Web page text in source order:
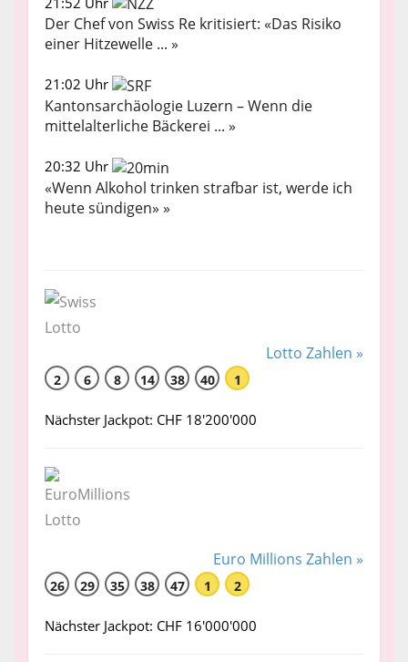
Der Chef von Swiss Re kritisiert: «Das Risiko
einer Hitzewelle ... »
21:02 Uhr
Kantonsarchäologie Luzern – Wenn die
mittelalterliche Bäckerei ... »
20:32 Uhr
«Wenn Alkohol trinken strafbar ist, werde ich
heute sündigen» »
Lotto Zahlen »
2 6 8 14 38 40 1
Nächster Jackpot: CHF 18'200'000
Euro Millions Zahlen »
26 29 35 38 47 1 2
Nächster Jackpot: CHF 16'000'000